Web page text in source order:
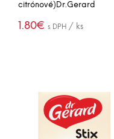
citrónové)Dr.Gerard
1.80€ s DPH / ks